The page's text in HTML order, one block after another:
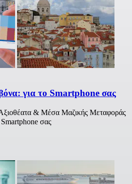
για το Smartphone σας
& Μέσα Μαζικής Μεταφοράς
σας